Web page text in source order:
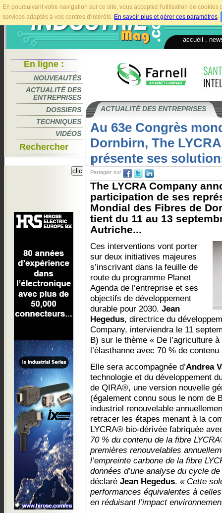
En poursuivant votre navigation sur ce site, vous acceptez l'utilisation de
services adaptés à vos centres d'intérêts. En savoir plus et gérer ces paramètres.
accueil
En ligne :
NOUVEAUTÉS
ACTUALITÉ DES
ENTREPRISES
DOSSIERS
TECHNIQUES
VIDÉOS
Rechercher
ACTUALITÉ DES ENTREPRISES
Au 63e Congrès
Dornbirn, The
présente ses
Partagez sur
The LYCRA Company
participation de ses
Mondial des Fibres de
tient du 11 au 13
Autriche...
Ces interventions vont porter
sur deux initiatives majeures
s’inscrivant dans la feuille de
route du programme Planet
Agenda de l’entreprise et ses
objectifs de développement
durable pour 2030. Jean
Hegedus, directrice du
Company, interviendra le 11
B) sur le thème « De l’agriculture
l’élasthanne avec 70 % de
Elle sera accompagnée d’Andrea
technologie et du développement
de QIRA®, une version nouvelle
(également connu sous le nom de
industriel renouvelable
retracer les étapes menant à la
LYCRA® bio-dérivée fabriquée
70 % du contenu de la fibre
premières renouvelables
l’empreinte carbone de la fibre
données d’une analyse du cycle
déclaré Jean Hegedus. « Cette
performances équivalentes à
en réduisant l’impact